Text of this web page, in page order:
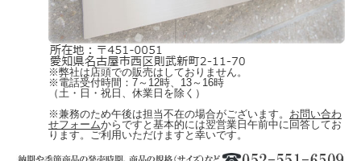
ホワイトデー、バレンタインデーに人気のお菓子をお探しの方
抹茶味のお菓子をお探しの方
チョコレート味のお菓子お探しの方
ご注文はこちらから
※十分に注意しておりますが、袋詰めの際や商品運送時にどうしても欠けたり割れ
たりすることがございます。
必ず50個より少し多めに入れさせていただいておりますので、ご理解の程よろしく
お願いいたします。
※弊社は店頭での販売はしておりません。
※電話受付時間：7～12時、13～16時
（土・日・祝日、休業日を除く）
※兼務のため午後は担当不在の場合がございます。 お問い合わ
せフォームからですと基本的には翌営業日午前中に回答してお
ります。ご利用いただけますと幸いです。